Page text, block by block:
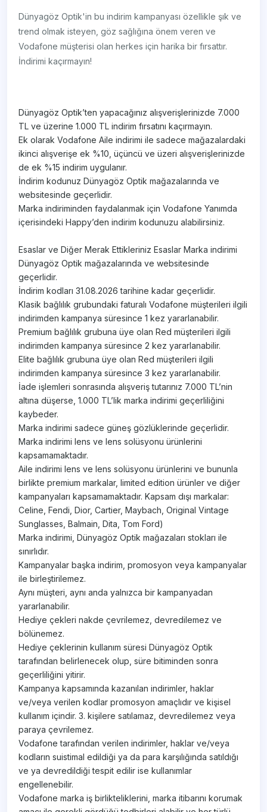
Dünyagöz Optik'in bu indirim kampanyası özellikle şık ve
trend olmak isteyen, göz sağlığına önem veren ve
Vodafone müşterisi olan herkes için harika bir fırsattır.
İndirimi kaçırmayın!
Dünyagöz Optik’ten yapacağınız alışverişlerinizde 7.000
TL ve üzerine 1.000 TL indirim fırsatını kaçırmayın.
Ek olarak Vodafone Aile indirimi ile sadece mağazalardaki
ikinci alışverişe ek %10, üçüncü ve üzeri alışverişlerinizde
de ek %15 indirim uygulanır.
İndirim kodunuz Dünyagöz Optik mağazalarında ve
websitesinde geçerlidir.
Marka indiriminden faydalanmak için Vodafone Yanımda
içerisindeki Happy’den indirim kodunuzu alabilirsiniz.
Esaslar ve Diğer Merak Ettikleriniz Esaslar Marka indirimi
Dünyagöz Optik mağazalarında ve websitesinde
geçerlidir.
İndirim kodları 31.08.2026 tarihine kadar geçerlidir.
Klasik bağlılık grubundaki faturalı Vodafone müşterileri ilgili
indirimden kampanya süresince 1 kez yararlanabilir.
Premium bağlılık grubuna üye olan Red müşterileri ilgili
indirimden kampanya süresince 2 kez yararlanabilir.
Elite bağlılık grubuna üye olan Red müşterileri ilgili
indirimden kampanya süresince 3 kez yararlanabilir.
İade işlemleri sonrasında alışveriş tutarınız 7.000 TL’nin
altına düşerse, 1.000 TL’lik marka indirimi geçerliliğini
kaybeder.
Marka indirimi sadece güneş gözlüklerinde geçerlidir.
Marka indirimi lens ve lens solüsyonu ürünlerini
kapsamamaktadır.
Aile indirimi lens ve lens solüsyonu ürünlerini ve bununla
birlikte premium markalar, limited edition ürünler ve diğer
kampanyaları kapsamamaktadır. Kapsam dışı markalar:
Celine, Fendi, Dior, Cartier, Maybach, Original Vintage
Sunglasses, Balmain, Dita, Tom Ford)
Marka indirimi, Dünyagöz Optik mağazaları stokları ile
sınırlıdır.
Kampanyalar başka indirim, promosyon veya kampanyalar
ile birleştirilemez.
Aynı müşteri, aynı anda yalnızca bir kampanyadan
yararlanabilir.
Hediye çekleri nakde çevrilemez, devredilemez ve
bölünemez.
Hediye çeklerinin kullanım süresi Dünyagöz Optik
tarafından belirlenecek olup, süre bitiminden sonra
geçerliliğini yitirir.
Kampanya kapsamında kazanılan indirimler, haklar
ve/veya verilen kodlar promosyon amaçlıdır ve kişisel
kullanım içindir. 3. kişilere satılamaz, devredilemez veya
paraya çevrilemez.
Vodafone tarafından verilen indirimler, haklar ve/veya
kodların suistimal edildiği ya da para karşılığında satıldığı
ve ya devredildiği tespit edilir ise kullanımlar
engellenebilir.
Vodafone marka iş birlikteliklerini, marka itibarını korumak